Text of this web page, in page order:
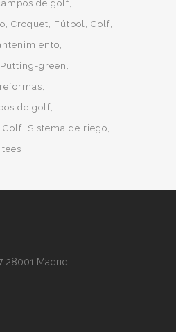
de golf
Croquet Fútbol Golf
Putting-green
reformas
de golf
Sistema de riego
tees
28001 Madrid